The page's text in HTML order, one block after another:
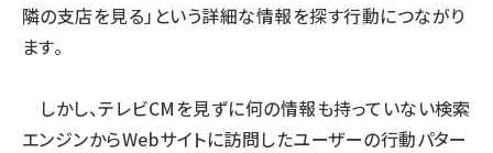
隣の支店を見る」という詳細な情報を探す行動につながり
ます。
しかし、テレビCMを見ずに何の情報も持っていない検索
エンジンからWebサイトに訪問したユーザーの行動パター